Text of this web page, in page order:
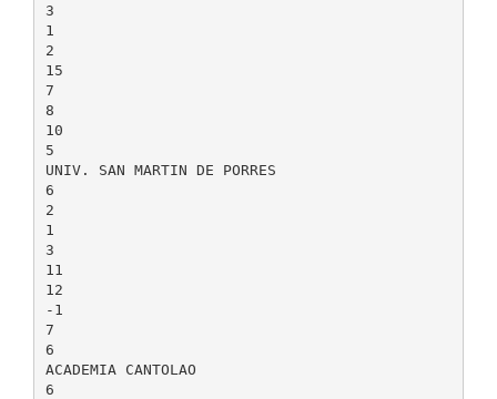
3
1
2
15
7
8
10
5
UNIV. SAN MARTIN DE PORRES
6
2
1
3
11
12
-1
7
6
ACADEMIA CANTOLAO
6